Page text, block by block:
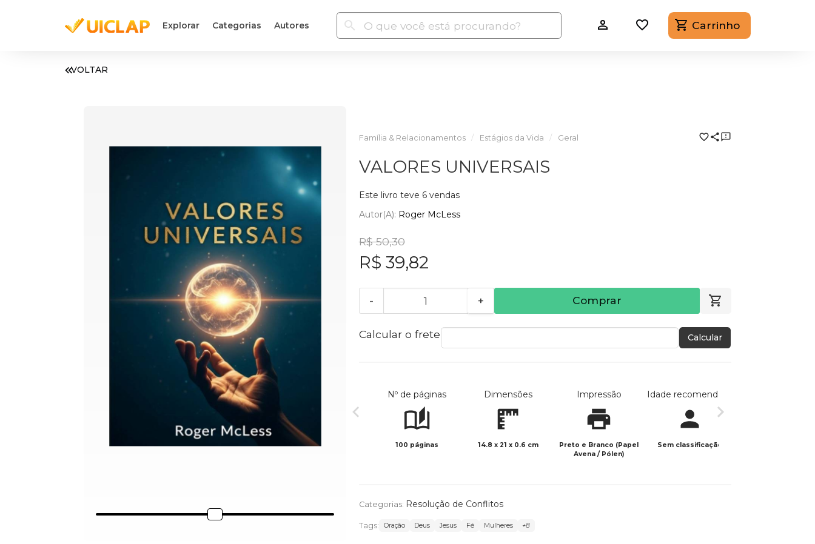
Explorar Categorias Autores Carrinho
VOLTAR
Família & Relacionamentos Estágios da Vida Geral
VALORES UNIVERSAIS
Este livro teve 6 vendas
Autor(a): Roger McLess
R$ 50,30
R$ 39,82
- + Comprar
Calcular o frete Calcular
Nº de páginas
100 páginas
Dimensões
14.8 x 21 x 0.6 cm
Impressão
Preto e Branco (Papel
Avena / Pólen)
Idade recomendada
Sem classificação
Categorias: Resolução de Conflitos
Tags: Oração Deus Jesus Fé Mulheres +8